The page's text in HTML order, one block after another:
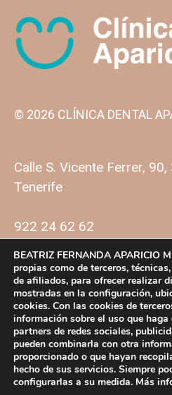
© 2026 CLÍNICA DENTAL
Calle S. Vicente Ferrer,
Tenerife
922 24 62 62
Política de privacidad
Aviso legal
BEATRIZ FERNANDA APARICIO
propias como de terceros,
de afiliados, para ofrecer realizar
mostradas en la configuración,
cookies. Con las cookies de
información sobre el uso que
partners de redes sociales,
pueden combinarla con otra
proporcionado o que hayan
hecho de sus servicios. Siempre
configurarlas a su medida. Más